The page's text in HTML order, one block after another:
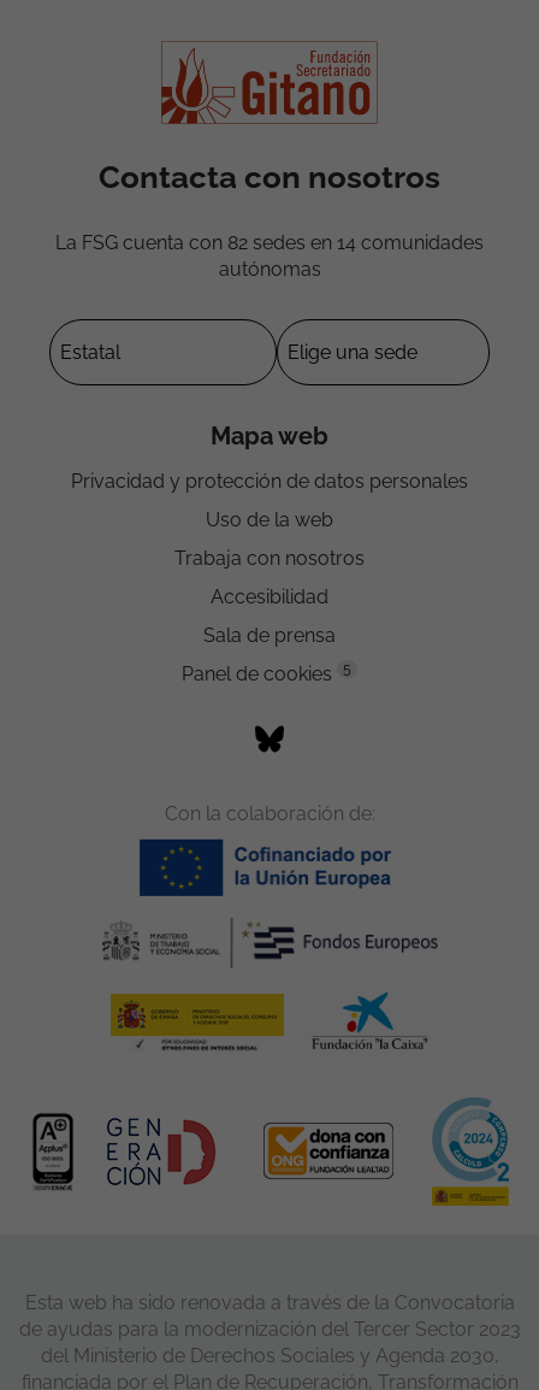
Contacta con nosotros
La FSG cuenta con 82 sedes en 14 comunidades
autónomas
Mapa web
Privacidad y protección de datos personales
Uso de la web
Trabaja con nosotros
Accesibilidad
Sala de prensa
Panel de cookies
5
Con la colaboración de:
Esta web ha sido renovada a través de la Convocatoria
de ayudas para la modernización del Tercer Sector 2023
del Ministerio de Derechos Sociales y Agenda 2030,
financiada por el Plan de Recuperación, Transformación